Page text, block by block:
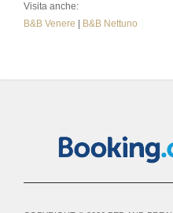
Visita anche:
B&B Venere
B&B Nettuno